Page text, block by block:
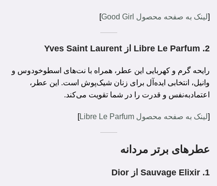
[لینک به صفحه محصول Good Girl ]
2. Libre Le Parfum از Yves Saint Laurent
رایحه گرم و کهربایی این عطر، همراه با نت‌های اسطوخودوس و
وانیل، انتخابی ایده‌آل برای زنان شیک‌پوش است. این عطر،
اعتمادبه‌نفس و قدرت را در شما تقویت می‌کند.
[لینک به صفحه محصول Libre Le Parfum ]
عطرهای برتر مردانه
1. Sauvage Elixir از Dior